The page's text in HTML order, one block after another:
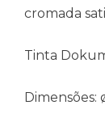
cromada
Tinta
Dimensões: